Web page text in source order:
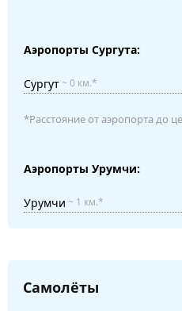
Аэропорты Сургута:
Сургут~ 0 км.*
*Расстояние от аэропорта до
Аэропорты Урумчи:
Урумчи ~ 1 км.*
Самолёты